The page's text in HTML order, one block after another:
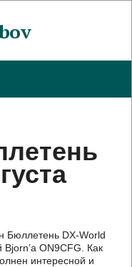
Бюллетень DX-World
ON9CFG. Как
интересной и